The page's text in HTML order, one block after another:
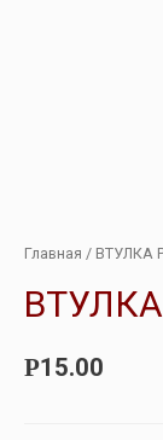
Главная / ВТУЛКА
Р15.00